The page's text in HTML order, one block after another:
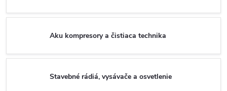
Aku kompresory a čistiaca technika
Stavebné rádiá, vysávače a osvetlenie